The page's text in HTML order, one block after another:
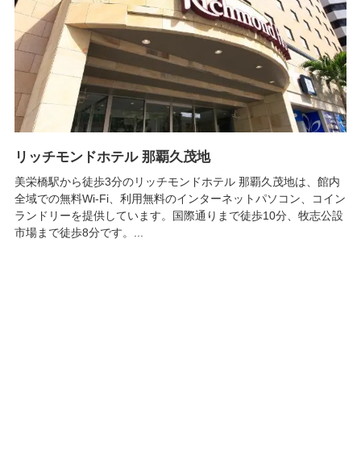
リッチモンドホテル 那覇久茂地
美栄橋駅から徒歩3分のリッチモンドホテル 那覇久茂地は、館内
全域での無料Wi-Fi、利用無料のインターネットパソコン、コイン
ランドリーを提供しています。国際通りまで徒歩10分、牧志公設
市場まで徒歩8分です。...